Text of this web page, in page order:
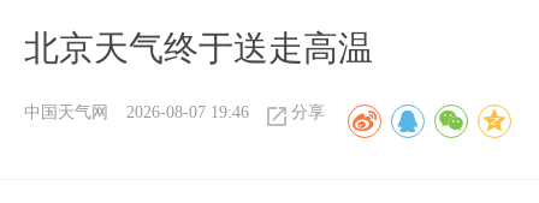
北京天气终于送走高温
中国天气网 2026-08-07 19:46 分享